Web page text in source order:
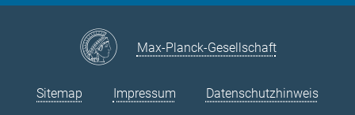
Max-Planck-Gesellschaft
Sitemap Impressum Datenschutzhinweis